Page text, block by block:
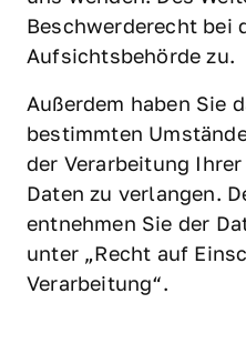
Beschwerderecht bei
Aufsichtsbehörde zu.
Außerdem haben Sie
bestimmten
der Verarbeitung
Daten zu verlangen.
entnehmen Sie der
unter „Recht auf
Verarbeitung“.